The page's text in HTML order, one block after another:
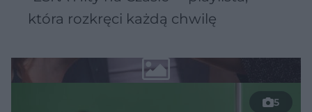
która rozkręci każdą chwilę
5